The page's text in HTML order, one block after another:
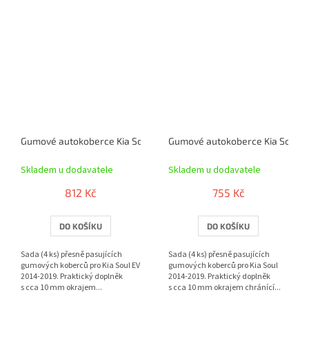
Gumové autokoberce Kia Soul EV 2014-2019 | RIGUM
Skladem u dodavatele
812 Kč
DO KOŠÍKU
Sada (4 ks) přesně pasujících
gumových koberců pro Kia Soul EV
2014-2019. Praktický doplněk
s cca 10 mm okrajem...
Gumové autokoberce Kia Soul
Skladem u dodavatele
755 Kč
DO KOŠÍKU
Sada (4 ks) přesně pasujících
gumových koberců pro Kia Soul
2014-2019. Praktický doplněk
s cca 10 mm okrajem chránící...